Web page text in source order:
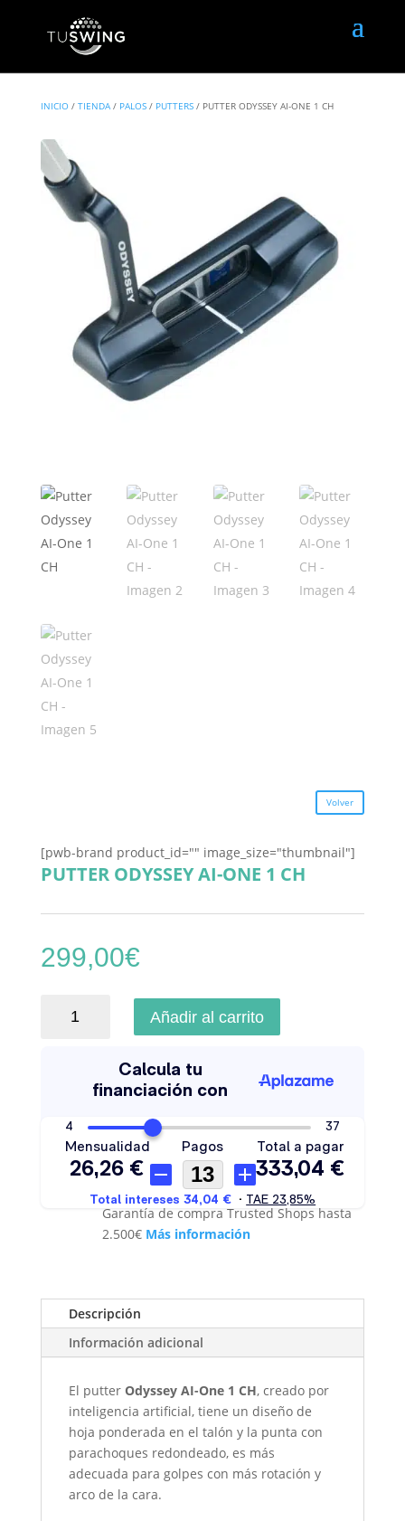
INICIO/ TIENDA/ PALOS/ PUTTERS/ PUTTER ODYSSEY AI-ONE 1 CH
Volver
[pwb-brand product_id="" image_size="thumbnail"]
PUTTER ODYSSEY AI-ONE 1 CH
299,00€
Odyssey
cantidad
Añadir al carrito
Garantía de compra Trusted Shops hasta
2.500€ Más información
Descripción
Información adicional
El putter Odyssey AI-One 1 CH, creado por
inteligencia artificial, tiene un diseño de
hoja ponderada en el talón y la punta con
parachoques redondeado, es más
adecuada para golpes con más rotación y
arco de la cara.